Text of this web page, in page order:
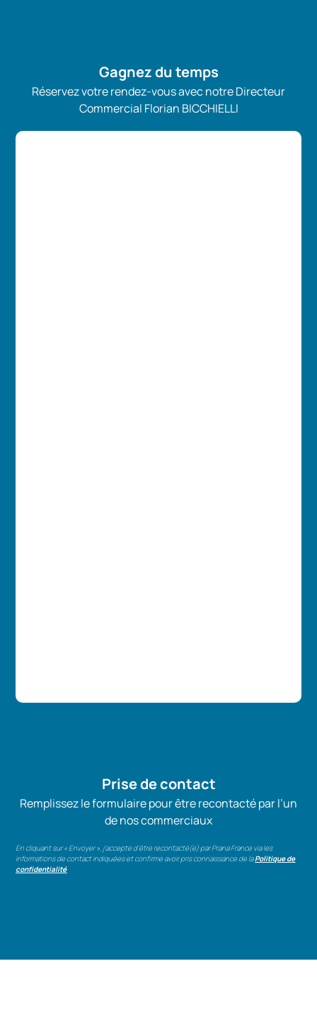
Gagnez du temps
Réservez votre rendez-vous avec notre Directeur
Commercial Florian BICCHIELLI
Prise de contact
Remplissez le formulaire pour être recontacté par l’un
de nos commerciaux
En cliquant sur « Envoyer », j’accepte d’être recontacté(e) par Prana France via les
informations de contact indiquées et confirme avoir pris connaissance de laPolitique de
confidentialité